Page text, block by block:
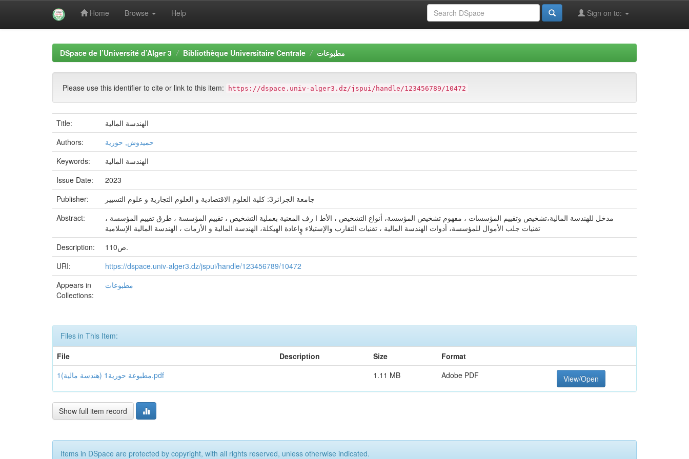
Home Browse Help Sign on to:
DSpace de l’Université d’Alger 3 Bibliothèque Universitaire Centrale مطبوعات
Please use this identifier to cite or link to this item: https://dspace.univ-alger3.dz/jspui/handle/123456789/10472
Title:
الهندسة المالية
Authors:
حميدوش, حورية
Keywords:
الهندسة المالية
Issue Date:
2023
Publisher:
جامعة الجزائر3: كلية العلوم الاقتصادية و العلوم التجارية و علوم التسيير
Abstract:
مدخل للهندسة المالية،تشخيص وتقييم المؤسسات ، مفهوم تشخيص المؤسسة، أنواع التشخيص ، الأط ا رف المعنية بعملية التشخيص ، تقييم المؤسسة ، طرق تقييم المؤسسة ،
تقنيات جلب الأموال للمؤسسة، أدوات الهندسة المالية ، تقنيات التقارب والإستيلاء وٕاعادة الهيكلة، الهندسة المالية و الأزمات ، الهندسة المالية الإسلامية
Description:
110ص.
URI:
https://dspace.univ-alger3.dz/jspui/handle/123456789/10472
Appears in
Collections:
مطبوعات
Files in This Item:
File
Description Size
Format
1مطبوعة حورية1 (هندسة مالية).pdf
1.11 MB Adobe PDF View/Open
Show full item record
Items in DSpace are protected by copyright, with all rights reserved, unless otherwise indicated.